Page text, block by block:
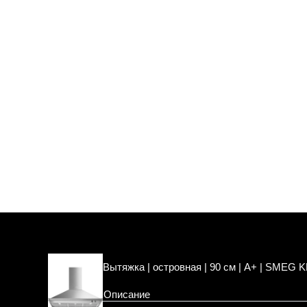
Вытяжка | островная | 90 см | A+ | SMEG
Описание